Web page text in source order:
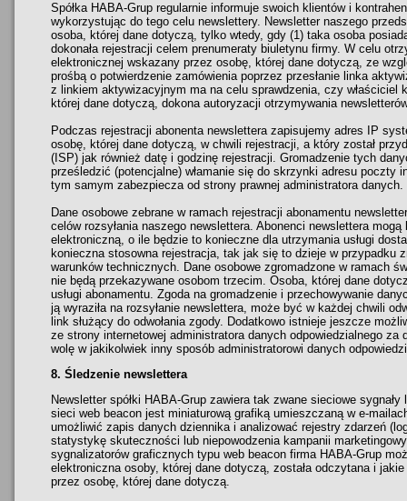
Spółka HABA-Grup regularnie informuje swoich klientów i
wykorzystując do tego celu newslettery. Newsletter naszego
osoba, której dane dotyczą, tylko wtedy, gdy (1) taka osoba
dokonała rejestracji celem prenumeraty biuletynu firmy. W celu
elektronicznej wskazany przez osobę, której dane dotyczą, ze
prośbą o potwierdzenie zamówienia poprzez przesłanie linka
z linkiem aktywizacyjnym ma na celu sprawdzenia, czy właściciel
której dane dotyczą, dokona autoryzacji otrzymywania
Podczas rejestracji abonenta newslettera zapisujemy adres IP
osobę, której dane dotyczą, w chwili rejestracji, a który został
(ISP) jak również datę i godzinę rejestracji. Gromadzenie tych
prześledzić (potencjalne) włamanie się do skrzynki adresu poczty
tym samym zabezpiecza od strony prawnej administratora danych.
Dane osobowe zebrane w ramach rejestracji abonamentu
celów rozsyłania naszego newslettera. Abonenci newslettera
elektroniczną, o ile będzie to konieczne dla utrzymania usługi
konieczna stosowna rejestracja, tak jak się to dzieje w przypadku
warunków technicznych. Dane osobowe zgromadzone w ramach
nie będą przekazywane osobom trzecim. Osoba, której dane
usługi abonamentu. Zgoda na gromadzenie i przechowywanie
ją wyraziła na rozsyłanie newslettera, może być w każdej chwili
link służący do odwołania zgody. Dodatkowo istnieje jeszcze
ze strony internetowej administratora danych odpowiedzialnego
wolę w jakikolwiek inny sposób administratorowi danych
8. Śledzenie newslettera
Newsletter spółki HABA-Grup zawiera tak zwane sieciowe
sieci web beacon jest miniaturową grafiką umieszczaną w e-
umożliwić zapis danych dziennika i analizować rejestry zdarzeń
statystykę skuteczności lub niepowodzenia kampanii
sygnalizatorów graficznych typu web beacon firma HABA-Grup
elektroniczna osoby, której dane dotyczą, została odczytana i
przez osobę, której dane dotyczą.